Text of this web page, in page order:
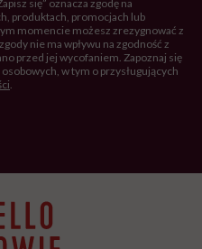
się” oznacza zgodę na
produktach, promocjach lub
momencie możesz zrezygnować z
nie ma wpływu na zgodność z
przed jej wycofaniem. Zapoznaj się
w tym o przysługujących
.